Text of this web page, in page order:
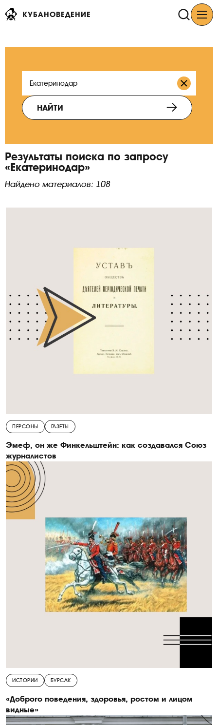
КУБАНОВЕДЕНИЕ
НАЙТИ
Результаты поиска по запросу
«Екатеринодар»
Найдено материалов: 108
ПЕРСОНЫ ГАЗЕТЫ
Эмеф, он же Финкельштейн: как создавался Союз
журналистов
ИСТОРИИ БУРСАК
«Доброго поведения, здоровья, ростом и лицом
видные»